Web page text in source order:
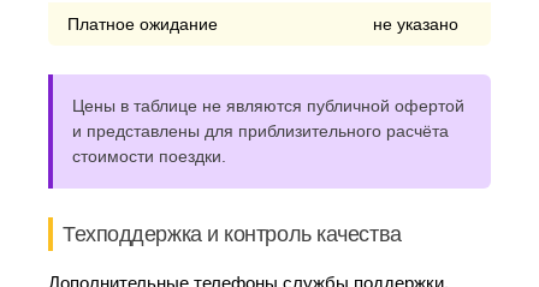
Платное ожидание не указано
Цены в таблице не являются публичной офертой
и представлены для приблизительного расчёта
стоимости поездки.
Техподдержка и контроль качества
Дополнительные телефоны службы поддержки,